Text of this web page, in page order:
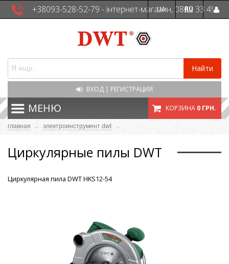
+38093-528-52-79 - інтернет-магазин, 0800 33 49
UA RU
Найти
ВХОД | РЕГИСТРАЦИЯ
МЕНЮ КОРЗИНА 0 ГРН.
главная → электроинструмент dwt →
Циркулярные пилы DWT
Циркулярная пила DWT HKS12-54